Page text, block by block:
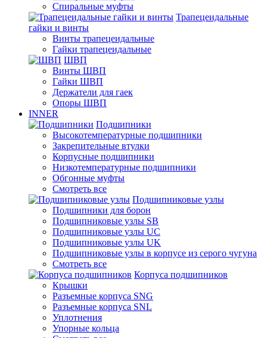
Спиральные муфты
Трапецеидальные
гайки и винты
Винты трапецеидальные
Гайки трапецеидальные
ШВП
Винты ШВП
Гайки ШВП
Держатели для гаек
Опоры ШВП
INNER
Подшипники
Высокотемпературные подшипники
Закрепительные втулки
Корпусные подшипники
Низкотемпературные подшипники
Обгонные муфты
Смотреть все
Подшипниковые узлы
Подшипники для борон
Подшипниковые узлы SB
Подшипниковые узлы UC
Подшипниковые узлы UK
Подшипниковые узлы в корпусе из серого чугуна
Смотреть все
Корпуса подшипников
Крышки
Разъемные корпуса SNG
Разъемные корпуса SNL
Уплотнения
Упорные кольца